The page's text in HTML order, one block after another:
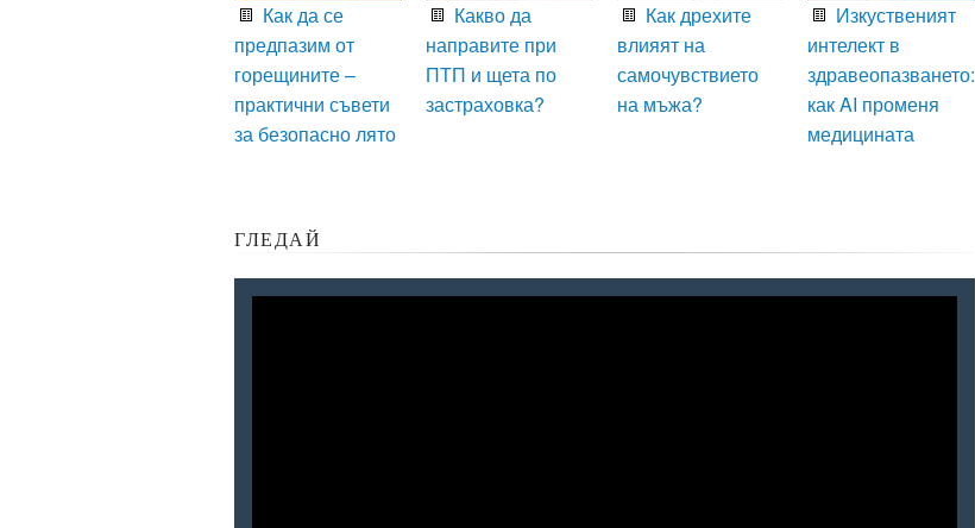
Как да се
предпазим от
горещините –
практични съвети
за безопасно лято
Какво да
направите при
ПТП и щета по
застраховка?
Как дрехите
влияят на
самочувствието
на мъжа?
Изкуственият
интелект в
здравеопазването:
как AI променя
медицината
ГЛЕДАЙ